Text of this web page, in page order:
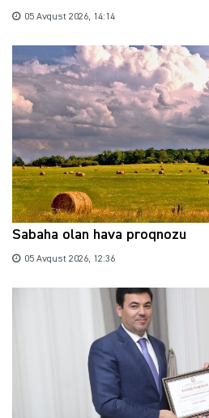
05 Avqust 2026, 14:14
Sabaha olan hava proqnozu
05 Avqust 2026, 12:36